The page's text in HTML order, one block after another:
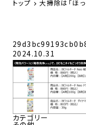
トップ 大掃除は「ほ
2024.10.31
カテゴリー